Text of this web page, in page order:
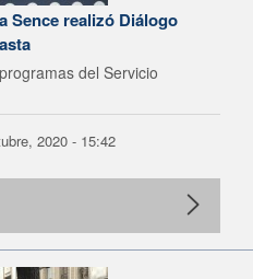
Sence realizó Diálogo
del Servicio
2020 - 15:42